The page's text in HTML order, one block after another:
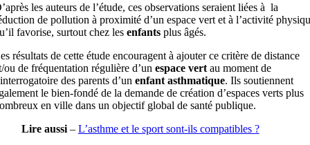
les auteurs de l’étude, ces observations seraient liées à la
de pollution à proximité d’un espace vert et à l’activité
favorise, surtout chez les enfantsplus âgés.
résultats de cette étude encouragent à ajouter ce critère de distance
ou de fréquentation régulière d’un espace vertau moment de
des parents d’un enfant asthmatique. Ils soutiennent
le bien-fondé de la demande de création d’espaces verts plus
en ville dans un objectif global de santé publique.
Lire aussi– L’asthme et le sport sont-ils compatibles ?